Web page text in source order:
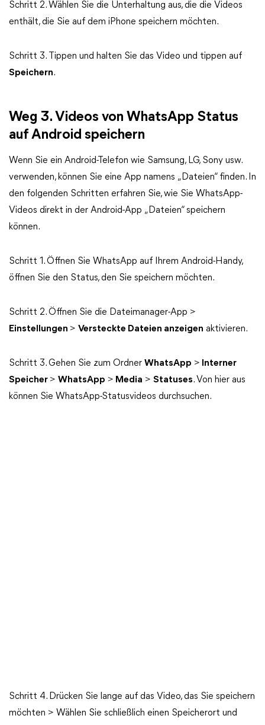
Schritt 2. Wählen Sie die Unterhaltung aus, die die Videos
enthält, die Sie auf dem iPhone speichern möchten.
Schritt 3. Tippen und halten Sie das Video und tippen auf
Speichern.
Weg 3. Videos von WhatsApp Status
auf Android speichern
Wenn Sie ein Android-Telefon wie Samsung, LG, Sony usw.
verwenden, können Sie eine App namens „Dateien“ finden. In
den folgenden Schritten erfahren Sie, wie Sie WhatsApp-
Videos direkt in der Android-App „Dateien“ speichern
können.
Schritt 1. Öffnen Sie WhatsApp auf Ihrem Android-Handy,
öffnen Sie den Status, den Sie speichern möchten.
Schritt 2. Öffnen Sie die Dateimanager-App >
Einstellungen > Versteckte Dateien anzeigen aktivieren.
Schritt 3. Gehen Sie zum Ordner WhatsApp > Interner
Speicher > WhatsApp > Media > Statuses. Von hier aus
können Sie WhatsApp-Statusvideos durchsuchen.
Schritt 4. Drücken Sie lange auf das Video, das Sie speichern
möchten > Wählen Sie schließlich einen Speicherort und